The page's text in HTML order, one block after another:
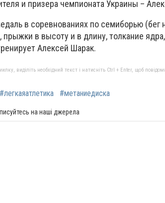
и призера чемпионата Украины –
в соревнованиях по семиборью (бег
прыжки в высоту и в длину, толкание
Алексей Шарак.
виділіть необхідний текст і натисніть Ctrl + Enter, щоб
#легкаяатлетика #метаниедиска
на наші джерела